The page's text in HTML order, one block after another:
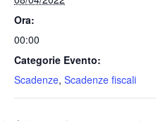
Ora:
00:00
Categorie Evento:
Scadenze, Scadenze fiscali